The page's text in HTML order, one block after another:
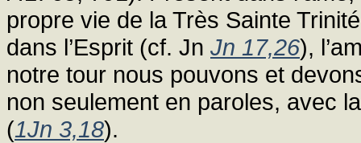
propre vie de la Très Sainte
dans l’Esprit (cf. Jn Jn 17,26),
notre tour nous pouvons et
non seulement en paroles, avec
(1Jn 3,18).